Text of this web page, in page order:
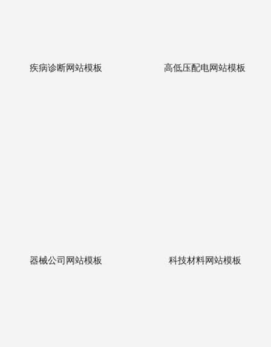
疾病诊断网站模板 高低压配电网站模板
器械公司网站模板 科技材料网站模板